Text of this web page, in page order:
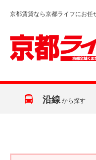
京都賃貸なら京都ライフにお
沿線 から探す